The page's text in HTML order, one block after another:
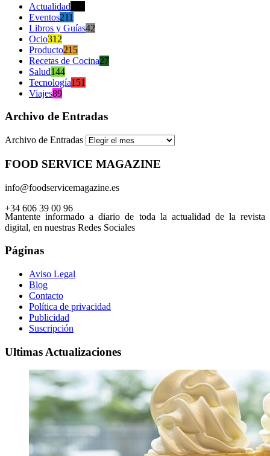
Actualidad
Eventos211
Libros y Guías42
Ocio312
Producto215
Recetas de Cocina27
Salud144
Tecnología151
Viajes89
Archivo de Entradas
Archivo de Entradas
FOOD SERVICE MAGAZINE
info@foodservicemagazine.es
+34 606 39 00 96
Mantente informado a diario de toda la actualidad de la revista
digital, en nuestras Redes Sociales
Páginas
Aviso Legal
Blog
Contacto
Política de privacidad
Publicidad
Suscripción
Ultimas Actualizaciones